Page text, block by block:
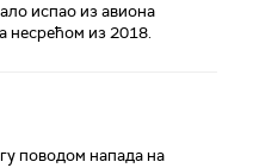
испао из авиона
несрећом из 2018.
поводом напада на